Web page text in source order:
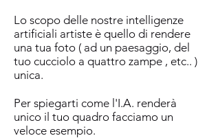
Lo scopo delle nostre intelligenze
artificiali artiste è quello di rendere
una tua foto ( ad un paesaggio, del
tuo cucciolo a quattro zampe , etc.. )
unica.
Per spiegarti come l'I.A. renderà
unico il tuo quadro facciamo un
veloce esempio.